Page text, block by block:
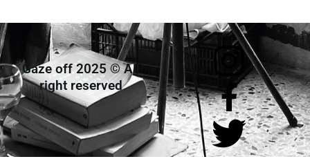
Gaze off 2025 © All
right reserved